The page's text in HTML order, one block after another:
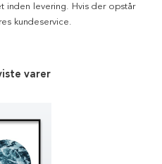
inden levering. Hvis der opstår
kundeservice.
varer